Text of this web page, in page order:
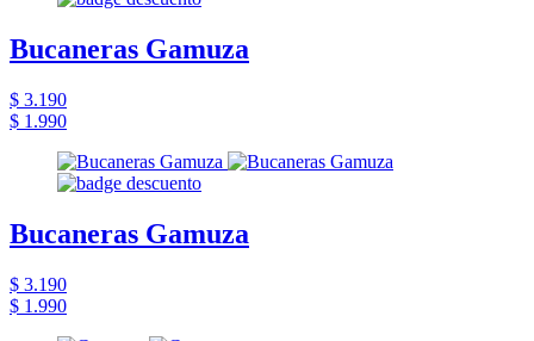
Bucaneras Gamuza
$ 3.190
$ 1.990
Bucaneras Gamuza
$ 3.190
$ 1.990